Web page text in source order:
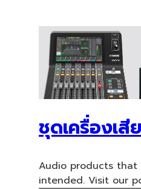
ชุดเครื่องเสี
Audio products
intended. Visit our